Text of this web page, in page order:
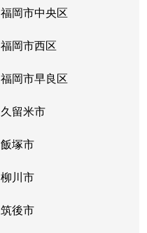
福岡市中央区
福岡市西区
福岡市早良区
久留米市
飯塚市
柳川市
筑後市